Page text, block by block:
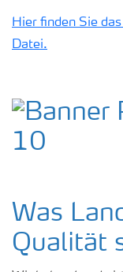
Hier finden Sie
Datei.
Was
Qualität